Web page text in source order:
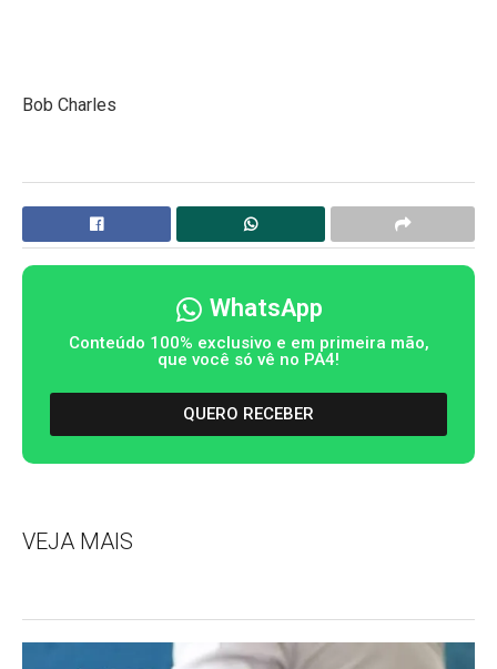
Bob Charles
WhatsApp
Conteúdo 100% exclusivo e em primeira mão,
que você só vê no PA4!
QUERO RECEBER
VEJA MAIS